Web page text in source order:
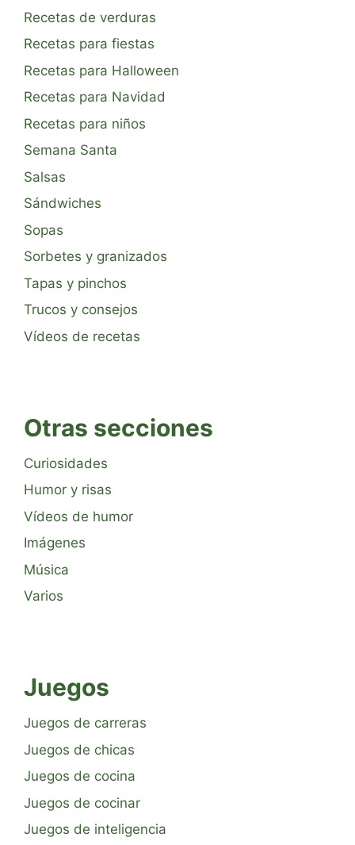
Recetas de verduras
Recetas para fiestas
Recetas para Halloween
Recetas para Navidad
Recetas para niños
Semana Santa
Salsas
Sándwiches
Sopas
Sorbetes y granizados
Tapas y pinchos
Trucos y consejos
Vídeos de recetas
Otras secciones
Curiosidades
Humor y risas
Vídeos de humor
Imágenes
Música
Varios
Juegos
Juegos de carreras
Juegos de chicas
Juegos de cocina
Juegos de cocinar
Juegos de inteligencia